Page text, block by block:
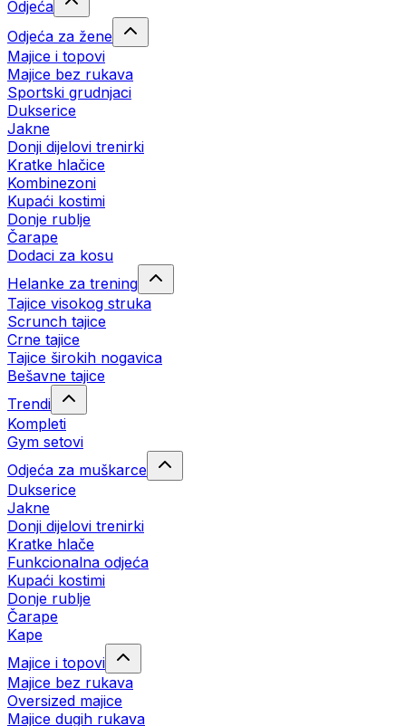
Odjeća
Odjeća za žene
Majice i topovi
Majice bez rukava
Sportski grudnjaci
Dukserice
Jakne
Donji dijelovi trenirki
Kratke hlačice
Kombinezoni
Kupaći kostimi
Donje rublje
Čarape
Dodaci za kosu
Helanke za trening
Tajice visokog struka
Scrunch tajice
Crne tajice
Tajice širokih nogavica
Bešavne tajice
Trendi
Kompleti
Gym setovi
Odjeća za muškarce
Dukserice
Jakne
Donji dijelovi trenirki
Kratke hlače
Funkcionalna odjeća
Kupaći kostimi
Donje rublje
Čarape
Kape
Majice i topovi
Majice bez rukava
Oversized majice
Majice dugih rukava